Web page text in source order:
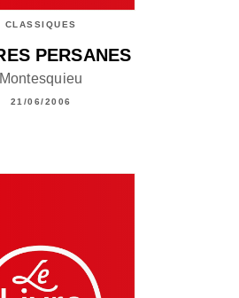
CLASSIQUES
PERSANES
Montesquieu
21/06/2006